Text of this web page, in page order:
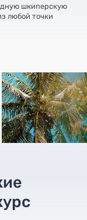
шкиперскую
любой точки